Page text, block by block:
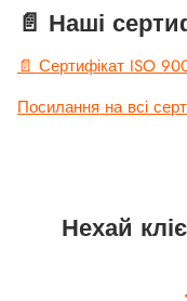
📄 Наші
📄 Сертифікат ISO
Посилання на всі
Нехай